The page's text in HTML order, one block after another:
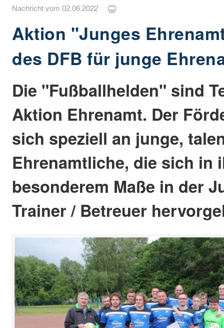
Nachricht vom 02.06.2022
Aktion "Junges
des DFB für junge
Die "Fußballhelden" sind
Aktion Ehrenamt. Der
sich speziell an junge,
Ehrenamtliche, die sich in
besonderem Maße in der
Trainer / Betreuer